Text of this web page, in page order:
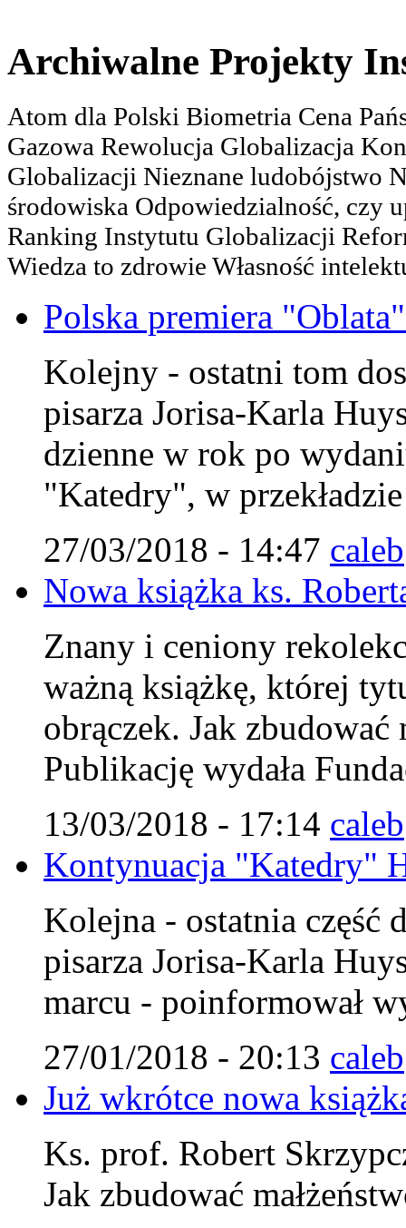
Archiwalne Projekty
Atom dla Polski Biometria Cena
Gazowa Rewolucja Globalizacja
Globalizacji Nieznane ludobójstwo
środowiska Odpowiedzialność, czy
Ranking Instytutu Globalizacji
Wiedza to zdrowie Własność
Polska premiera
Kolejny - ostatni tom
pisarza Jorisa-Karla
dzienne w rok po
"Katedry", w
27/03/2018 - 14:47 caleb
Nowa książka ks.
Znany i ceniony
ważną książkę, której
obrączek. Jak zbudować
Publikację wydała
13/03/2018 - 17:14 caleb
Kontynuacja "Katedry"
Kolejna - ostatnia część
pisarza Jorisa-Karla
marcu - poinformował
27/01/2018 - 20:13 caleb
Już wkrótce nowa
Ks. prof. Robert
Jak zbudować